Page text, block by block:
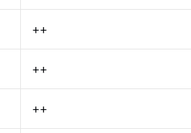
++
++
++